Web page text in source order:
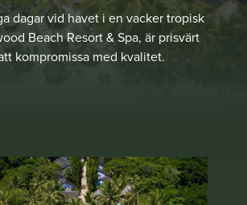
dagar vid havet i en vacker tropisk
Beach Resort & Spa, är prisvärt
kompromissa med kvalitet.